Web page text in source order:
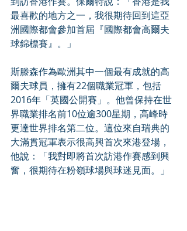
最喜歡的地方之一，我很期待回到這亞
洲國際都會參加首屆『國際都會高爾夫
球錦標賽』。」
斯滕森作為歐洲其中一個最有成就的高
爾夫球員，擁有22個職業冠軍，包括
2016年「英國公開賽」。他曾保持在世
界職業排名前10位逾300星期，高峰時
更達世界排名第二位。這位來自瑞典的
大滿貫冠軍表示很高興首次來港登場，
他說：「我對即將首次訪港作賽感到興
奮，很期待在粉嶺球場與球迷見面。」